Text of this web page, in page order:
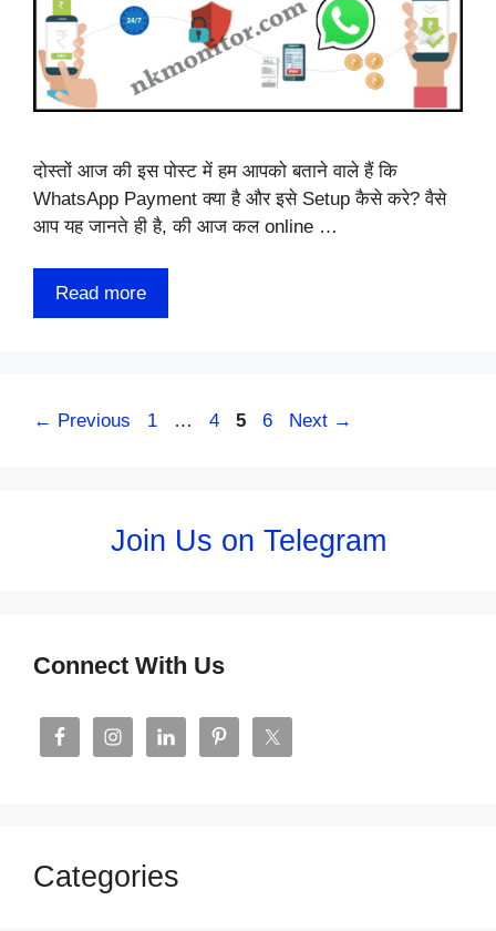
दोस्तों आज की इस पोस्ट में हम आपको बताने वाले हैं कि
WhatsApp Payment क्या है और इसे Setup कैसे करे? वैसे
आप यह जानते ही है, की आज कल online …
Read more
← Previous Page
1 … Page
4 Page
5 Page
6 Next →
Join Us on Telegram
Connect With Us
Categories